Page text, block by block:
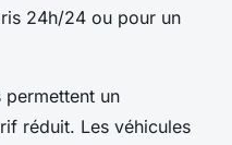
24h/24 ou pour un
permettent un
réduit. Les véhicules